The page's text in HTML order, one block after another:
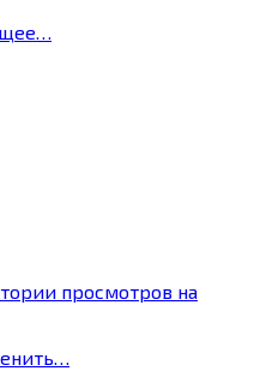
просмотров на